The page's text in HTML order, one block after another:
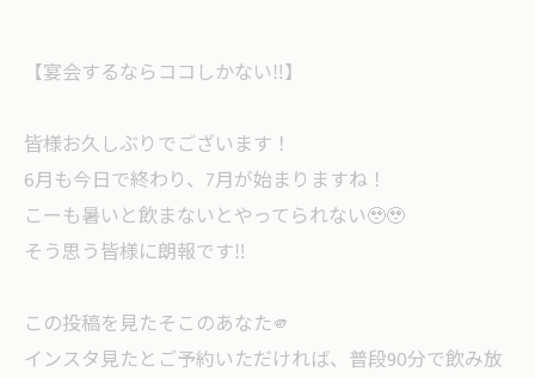
【宴会するならココしかない‼️】
皆様お久しぶりでございます！
6月も今日で終わり、7月が始まりますね！
こーも暑いと飲まないとやってられない🥹🥹
そう思う皆様に朗報です‼️
この投稿を見たそこのあなた🫵
インスタ見たとご予約いただければ、普段90分で飲み放